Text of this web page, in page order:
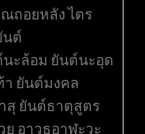
ถอยหลัง ไตร
นต์
นะล้อม ยันต์นะอุด
า ยันต์มงคล
สุ ยันต์ธาตุสูตร
อาวุธอาฬะวะ